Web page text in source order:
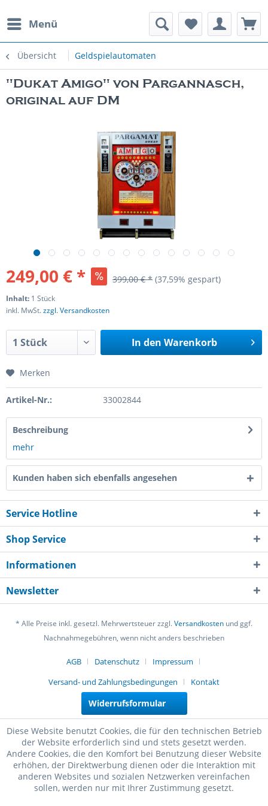
Menü
Übersicht Geldspielautomaten
Spielautomaten
"Dukat Amigo" von Pargannasch,
original auf DM
249,00 € * 399,00 € * (37,59% gespart)
Inhalt: 1 Stück
inkl. MwSt.zzgl. Versandkosten
In den Warenkorb
Merken
Artikel-Nr.: 33002844
Beschreibung
mehr
Kunden haben sich ebenfalls angesehen
Service Hotline
Shop Service
Informationen
Newsletter
* Alle Preise inkl. gesetzl. Mehrwertsteuer zzgl.Versandkosten und ggf.
Nachnahmegebühren, wenn nicht anders beschrieben
AGB Datenschutz
Impressum
Versand- und Zahlungsbedingungen
Kontakt
Widerrufsformular
Diese Website benutzt Cookies, die für den technischen Betrieb
der Website erforderlich sind und stets gesetzt werden.
Andere Cookies, die den Komfort bei Benutzung dieser Website
erhöhen, der Direktwerbung dienen oder die Interaktion mit
anderen Websites und sozialen Netzwerken vereinfachen
sollen, werden nur mit Ihrer Zustimmung gesetzt.